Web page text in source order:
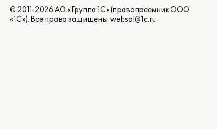
© 2011-2026 АО «Группа 1С» (правопреемник ООО
«1С»). Все права защищены. websol@1c.ru